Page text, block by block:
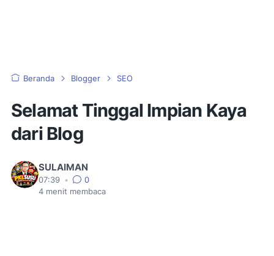
Beranda Blogger SEO
Selamat Tinggal Impian Kaya
dari Blog
SULAIMAN
07:39 •
0
4 menit membaca